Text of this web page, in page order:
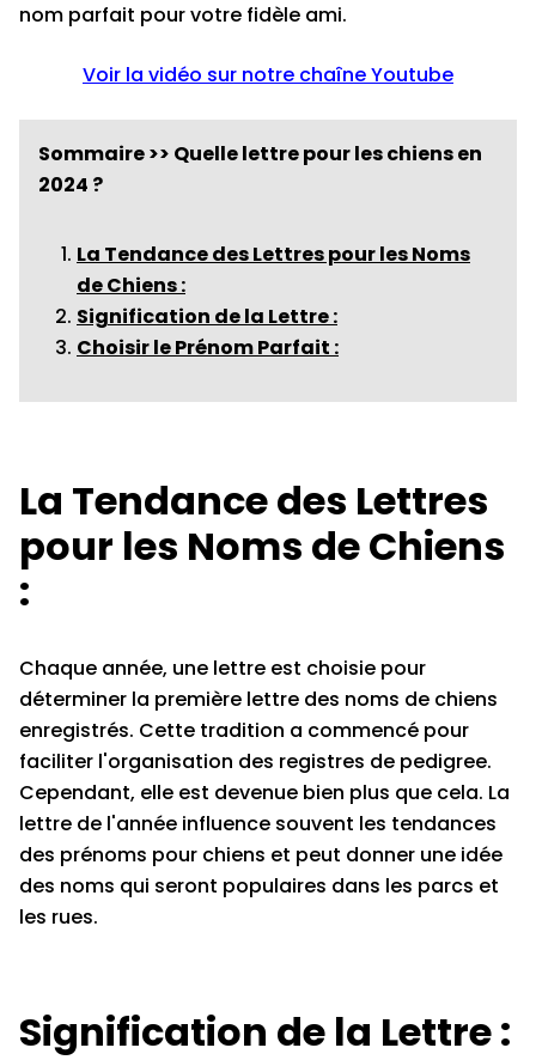
nom parfait pour votre fidèle ami.
Voir la vidéo sur notre chaîne Youtube
Sommaire >> Quelle lettre pour les chiens en
2024 ?
La Tendance des Lettres pour les Noms
de Chiens :
Signification de la Lettre :
Choisir le Prénom Parfait :
La Tendance des Lettres
pour les Noms de Chiens
:
Chaque année, une lettre est choisie pour
déterminer la première lettre des noms de chiens
enregistrés. Cette tradition a commencé pour
faciliter l'organisation des registres de pedigree.
Cependant, elle est devenue bien plus que cela. La
lettre de l'année influence souvent les tendances
des prénoms pour chiens et peut donner une idée
des noms qui seront populaires dans les parcs et
les rues.
Signification de la Lettre :